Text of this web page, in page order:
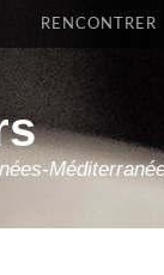
RENCONTRER